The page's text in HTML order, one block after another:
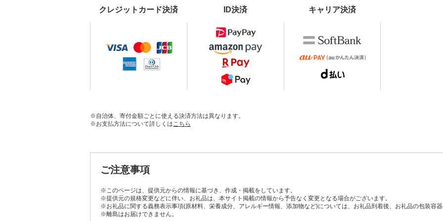
クレジットカード決済 ID決済 キャリア決済
※自治体、寄付金額ごとに使える決済方法は異なります。
※お支払方法について詳しくはこちら
ご注意事項
※このページは、提供元からの情報に基づき、作成・掲載をしています。
※提供元の規格変更などに伴い、お礼品は、本サイト掲載の情報から予告なく変更となる場合がございます。
※お礼品に関する義務表示事項(原材料、栄養成分、アレルギー情報、添加物など)については、お礼品到着後、お礼品の包装容器
※離島はお届けできません。